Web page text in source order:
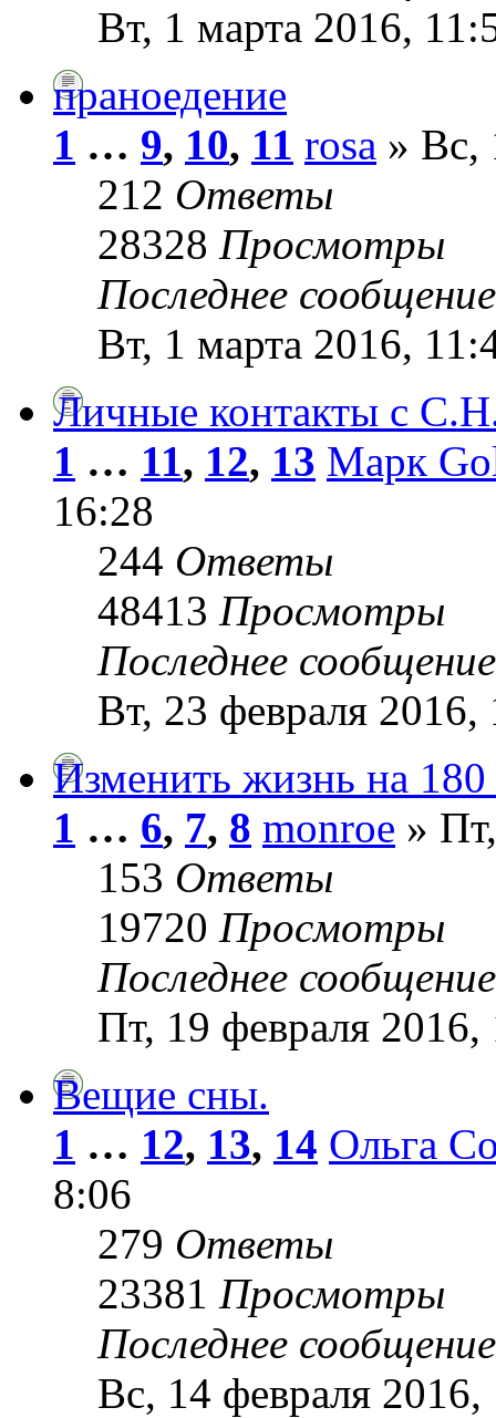
Вт, 1 марта 2016,
праноедение
1 … 9, 10, 11 rosa » Вс,
212 Ответы
28328 Просмотры
Последнее
Вт, 1 марта 2016,
Личные контакты с
1 … 11, 12, 13 Марк
16:28
244 Ответы
48413 Просмотры
Последнее
Вт, 23 февраля 2016,
Изменить жизнь на 180
1 … 6, 7, 8 monroe »
153 Ответы
19720 Просмотры
Последнее
Пт, 19 февраля 2016,
Вещие сны.
1 … 12, 13, 14 Ольга
8:06
279 Ответы
23381 Просмотры
Последнее
Вс, 14 февраля 2016,